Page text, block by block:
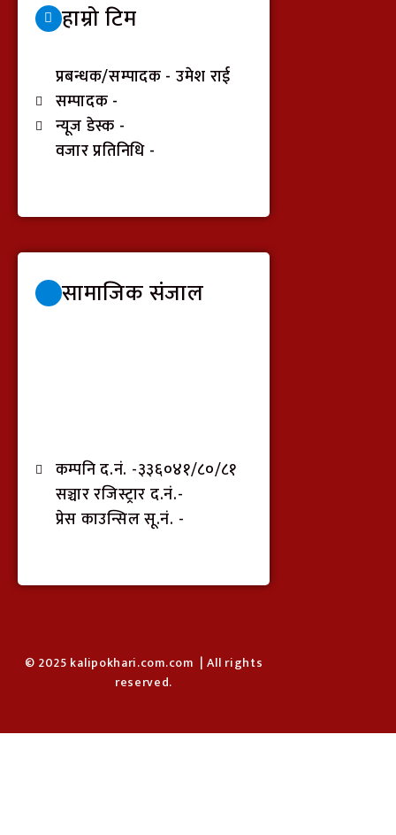
हाम्रो टिम
प्रबन्धक/सम्पादक - उमेश राई
सम्पादक -
न्यूज डेस्क -
वजार प्रतिनिधि -
सामाजिक संजाल
कम्पनि द.नं. -३३६०४१/८०/८१
सञ्चार रजिस्ट्रार द.नं.-
प्रेस काउन्सिल सू.नं. -
© 2025 kalipokhari.com.com | All rights
reserved.